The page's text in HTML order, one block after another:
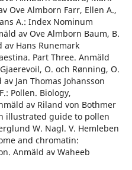
Ove Almborn Farr, Ellen A.,
A.: Index Nominum
av Ove Almborn Baum, B.
av Hans Runemark
Part Three. Anmäld
O. och Rønning, O.
Jan Thomas Johansson
Pollen. Biology,
av Riland von Bothmer
illustrated guide to pollen
W. Nagl. V. Hemleben
and chromatin:
Anmäld av Waheeb